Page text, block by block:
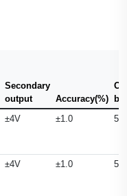
Secondary
output
Accuracy(%)
±4V ±1.0 50
±4V ±1.0 50